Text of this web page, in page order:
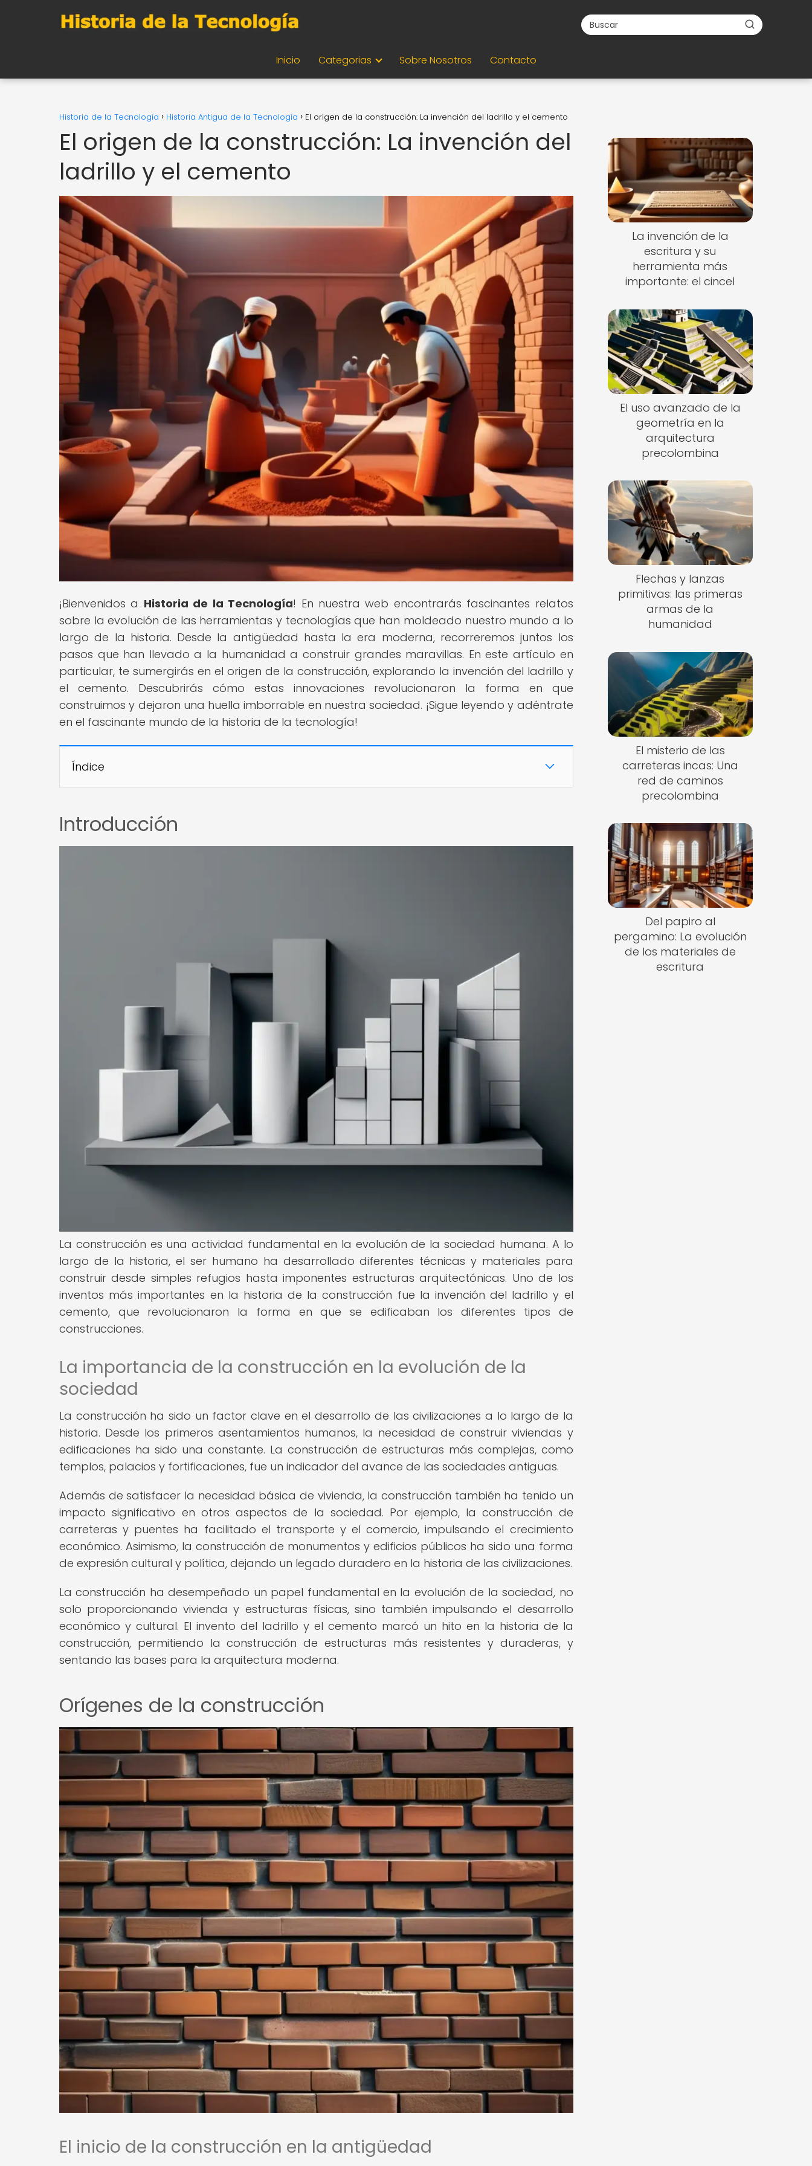
Inicio Categorias Sobre Nosotros Contacto
Historia de la Tecnología Historia Antigua de la Tecnología El origen de la construcción: La invención del ladrillo y el cemento
El origen de la construcción: La invención del
ladrillo y el cemento
¡Bienvenidos a Historia de la Tecnología! En nuestra web encontrarás fascinantes relatos
sobre la evolución de las herramientas y tecnologías que han moldeado nuestro mundo a lo
largo de la historia. Desde la antigüedad hasta la era moderna, recorreremos juntos los
pasos que han llevado a la humanidad a construir grandes maravillas. En este artículo en
particular, te sumergirás en el origen de la construcción, explorando la invención del ladrillo y
el cemento. Descubrirás cómo estas innovaciones revolucionaron la forma en que
construimos y dejaron una huella imborrable en nuestra sociedad. ¡Sigue leyendo y adéntrate
en el fascinante mundo de la historia de la tecnología!
Índice
Introducción
La construcción es una actividad fundamental en la evolución de la sociedad humana. A lo
largo de la historia, el ser humano ha desarrollado diferentes técnicas y materiales para
construir desde simples refugios hasta imponentes estructuras arquitectónicas. Uno de los
inventos más importantes en la historia de la construcción fue la invención del ladrillo y el
cemento, que revolucionaron la forma en que se edificaban los diferentes tipos de
construcciones.
La importancia de la construcción en la evolución de la
sociedad
La construcción ha sido un factor clave en el desarrollo de las civilizaciones a lo largo de la
historia. Desde los primeros asentamientos humanos, la necesidad de construir viviendas y
edificaciones ha sido una constante. La construcción de estructuras más complejas, como
templos, palacios y fortificaciones, fue un indicador del avance de las sociedades antiguas.
Además de satisfacer la necesidad básica de vivienda, la construcción también ha tenido un
impacto significativo en otros aspectos de la sociedad. Por ejemplo, la construcción de
carreteras y puentes ha facilitado el transporte y el comercio, impulsando el crecimiento
económico. Asimismo, la construcción de monumentos y edificios públicos ha sido una forma
de expresión cultural y política, dejando un legado duradero en la historia de las civilizaciones.
La construcción ha desempeñado un papel fundamental en la evolución de la sociedad, no
solo proporcionando vivienda y estructuras físicas, sino también impulsando el desarrollo
económico y cultural. El invento del ladrillo y el cemento marcó un hito en la historia de la
construcción, permitiendo la construcción de estructuras más resistentes y duraderas, y
sentando las bases para la arquitectura moderna.
Orígenes de la construcción
El inicio de la construcción en la antigüedad
La invención de la
escritura y su
herramienta más
importante: el cincel
El uso avanzado de la
geometría en la
arquitectura
precolombina
Flechas y lanzas
primitivas: las primeras
armas de la
humanidad
El misterio de las
carreteras incas: Una
red de caminos
precolombina
Del papiro al
pergamino: La evolución
de los materiales de
escritura